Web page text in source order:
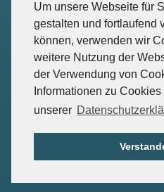
Um unsere Webseite für
gestalten und fortlaufend
können, verwenden wir
weitere Nutzung der
der Verwendung von
Informationen zu
unserer